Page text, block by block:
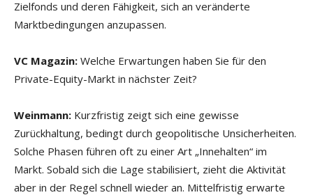
Zielfonds und deren Fähigkeit, sich an veränderte
Marktbedingungen anzupassen.
VC Magazin: Welche Erwartungen haben Sie für den
Private-Equity-Markt in nächster Zeit?
Weinmann: Kurzfristig zeigt sich eine gewisse
Zurückhaltung, bedingt durch geopolitische Unsicherheiten.
Solche Phasen führen oft zu einer Art „Innehalten“ im
Markt. Sobald sich die Lage stabilisiert, zieht die Aktivität
aber in der Regel schnell wieder an. Mittelfristig erwarte